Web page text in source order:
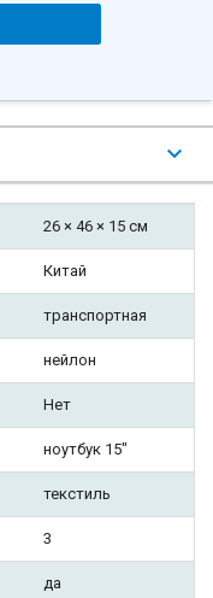
26 × 46 × 15 см
Китай
транспортная
нейлон
Нет
ноутбук 15"
текстиль
3
да